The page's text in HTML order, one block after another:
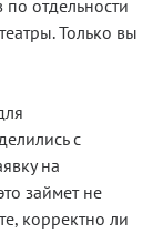
отдельности
Только вы
с
на
займет не
корректно ли